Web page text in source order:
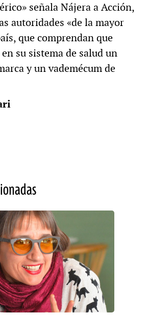
señala Nájera a Acción,
autoridades «de la mayor
que comprendan que
su sistema de salud un
y un vademécum de